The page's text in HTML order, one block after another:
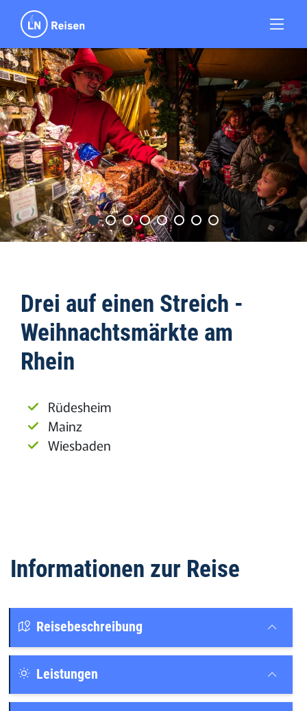
Drei auf einen Streich -
Weihnachtsmärkte am
Rhein
Rüdesheim
Mainz
Wiesbaden
Informationen zur Reise
Reisebeschreibung
Leistungen